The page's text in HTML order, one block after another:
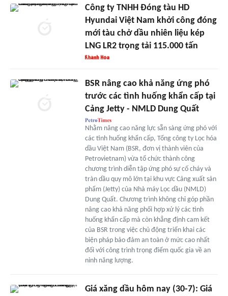
Công ty TNHH Đóng tàu HD
Hyundai Việt Nam khởi công đóng
mới tàu chở dầu nhiên liệu kép
LNG LR2 trọng tải 115.000 tấn
BSR nâng cao khả năng ứng phó
trước các tình huống khẩn cấp tại
Cảng Jetty - NMLD Dung Quất
Nhằm nâng cao năng lực sẵn sàng ứng phó với
các tình huống khẩn cấp, Tổng công ty Lọc hóa
dầu Việt Nam (BSR, đơn vị thành viên của
Petrovietnam) vừa tổ chức thành công
chương trình diễn tập ứng phó sự cố cháy và
tràn dầu quy mô lớn tại khu vực Cảng xuất sản
phẩm (Jetty) của Nhà máy Lọc dầu (NMLD)
Dung Quất. Chương trình không chỉ góp phần
nâng cao khả năng phối hợp xử lý các tình
huống khẩn cấp mà còn khẳng định cam kết
của BSR trong việc chủ động triển khai các
biện pháp bảo đảm an toàn ở mức cao nhất
đối với công trình trọng điểm quốc gia về an
ninh năng lượng.
Giá xăng dầu hôm nay (30-7): Giá